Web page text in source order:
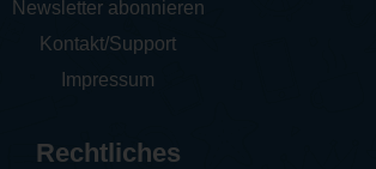
Newsletter abonnieren
Kontakt/Support
Impressum
Rechtliches